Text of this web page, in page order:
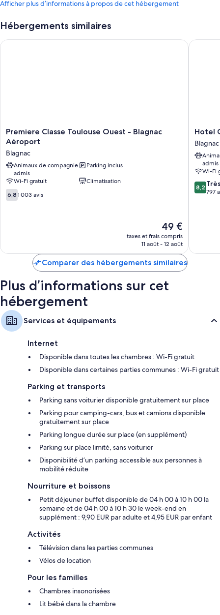
Afficher plus d’informations à propos de cet hébergement
Hébergements similaires
Premiere
Classe
Toulouse
Ouest
-
Blagnac
Aéroport
Blagnac
Premiere Classe Toulouse Ouest - Blagnac
Aéroport
Blagnac
Animaux de compagnie
admis
Parking inclus
Wi-Fi gratuit
Climatisation
6.8
sur
6,8 1 003 avis
Le
nouveau
prix
de
49 €
taxes et frais compris
11 août - 12 août
Premiere Classe Toulouse Ouest - Blagnac Aéroport
Hotel
-
Blagnac
Blagnac
Hotel
Blagnac
admis
Wi-Fi
8.2
sur
8,2
797
Hotel
Comparer des hébergements similaires
Plus d’informations sur cet
hébergement
Services et équipements
Internet
Disponible dans toutes les chambres : Wi-Fi gratuit
Disponible dans certaines parties communes : Wi-Fi gratuit
Parking et transports
Parking sans voiturier disponible gratuitement sur place
Parking pour camping-cars, bus et camions disponible
gratuitement sur place
Parking longue durée sur place (en supplément)
Parking sur place limité, sans voiturier
Disponibilité d’un parking accessible aux personnes à
mobilité réduite
Nourriture et boissons
Petit déjeuner buffet disponible de 04 h 00 à 10 h 00 la
semaine et de 04 h 00 à 10 h 30 le week-end en
supplément : 9,90 EUR par adulte et 4,95 EUR par enfant
Activités
Télévision dans les parties communes
Vélos de location
Pour les familles
Chambres insonorisées
Lit bébé dans la chambre